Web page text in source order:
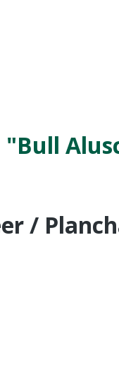
/